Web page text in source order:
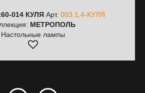
014 КУЛЯАрт. 003,1,4-КУЛЯ
МЕТРОПОЛЬ
Настольные лампы